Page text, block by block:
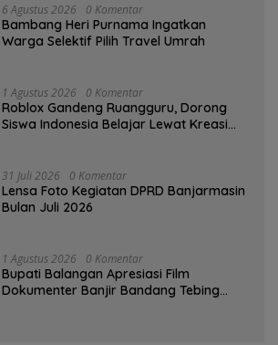
6 Agustus 2026 0 Komentar
Bambang Heri Purnama Ingatkan
Warga Selektif Pilih Travel Umrah
1 Agustus 2026 0 Komentar
Roblox Gandeng Ruangguru, Dorong
Siswa Indonesia Belajar Lewat Kreasi
31 Juli 2026 0 Komentar
Lensa Foto Kegiatan DPRD Banjarmasin
Bulan Juli 2026
1 Agustus 2026 0 Komentar
Bupati Balangan Apresiasi Film
Dokumenter Banjir Bandang Tebing